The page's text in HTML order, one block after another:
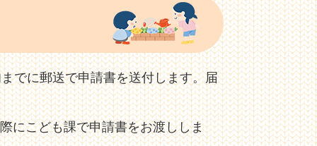
でに郵送で申請書を送付します。届
にこども課で申請書をお渡ししま